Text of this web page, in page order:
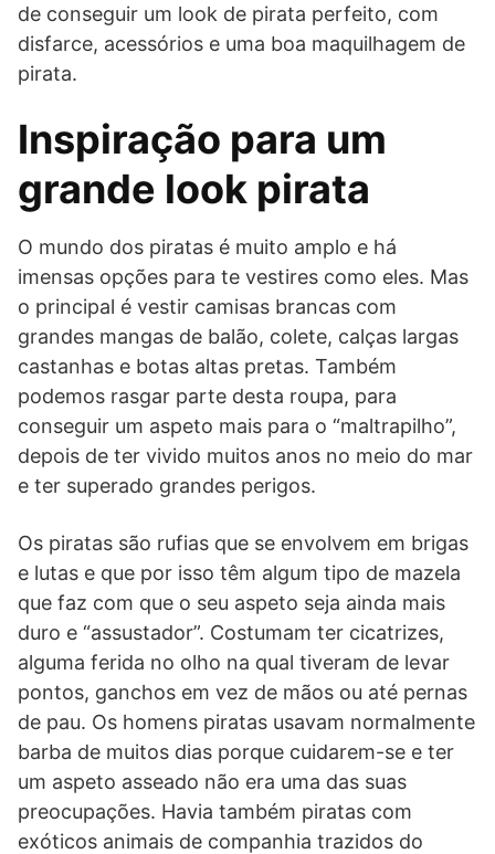
de conseguir um look de pirata perfeito, com
disfarce, acessórios e uma boa maquilhagem de
pirata.
Inspiração para um
grande look pirata
O mundo dos piratas é muito amplo e há
imensas opções para te vestires como eles. Mas
o principal é vestir camisas brancas com
grandes mangas de balão, colete, calças largas
castanhas e botas altas pretas. Também
podemos rasgar parte desta roupa, para
conseguir um aspeto mais para o “maltrapilho”,
depois de ter vivido muitos anos no meio do mar
e ter superado grandes perigos.
Os piratas são rufias que se envolvem em brigas
e lutas e que por isso têm algum tipo de mazela
que faz com que o seu aspeto seja ainda mais
duro e “assustador”. Costumam ter cicatrizes,
alguma ferida no olho na qual tiveram de levar
pontos, ganchos em vez de mãos ou até pernas
de pau. Os homens piratas usavam normalmente
barba de muitos dias porque cuidarem-se e ter
um aspeto asseado não era uma das suas
preocupações. Havia também piratas com
exóticos animais de companhia trazidos do